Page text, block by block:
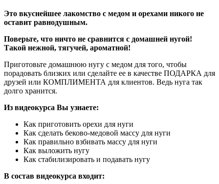
Это вкуснейшее лакомство с медом и орехами никого не
оставит равнодушным.
Поверьте, что ничто не сравнится с домашней нугой!
Такой нежной, тягучей, ароматной!
Приготовьте домашнюю нугу с медом для того, чтобы
порадовать близких или сделайте ее в качестве ПОДАРКА для
друзей или КОМПЛИМЕНТА для клиентов. Ведь нуга так
долго хранится.
Из видеокурса Вы узнаете:
Как приготовить орехи для нуги
Как сделать беково-медовой массу для нуги
Как правильно взбивать массу для нуги
Как выложить нугу
Как стабилизировать и подавать нугу
В состав видеокурса входит: